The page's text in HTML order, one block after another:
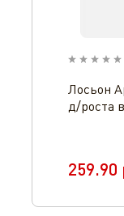
Лосьон
д/роста
259.90